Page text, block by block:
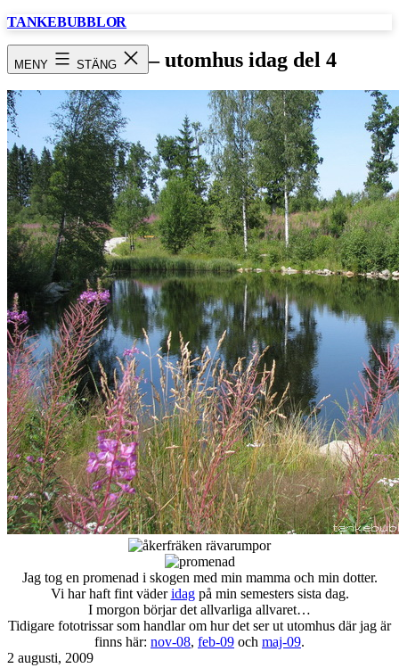
Hoppa
TANKEBUBBLOR
MENY STÄNG
Fototriss – utomhus idag del 4
Jag tog en promenad i skogen med min mamma och min dotter.
Vi har haft fint väderidagpå min semesters sista dag.
I morgon börjar det allvarliga allvaret…
Tidigare fototrissar som handlar om hur det ser ut utomhus där jag är
finns här: nov-08, feb-09 och maj-09.
Publicerat
2 augusti, 2009